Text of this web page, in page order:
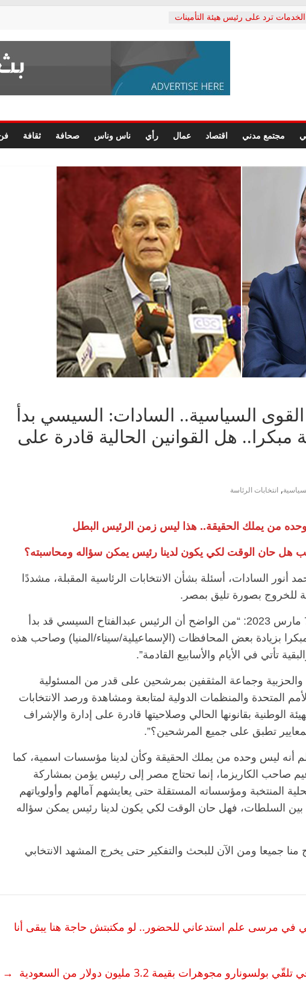
ترد على رئيس هيئة التأمينات
أصحاب المعاشات.. ونطالب بكشف
سليمان يكتب: القطاع الصحي إلى
التحالف الشعبي يطلق لجنة “الحق
اعتماد الرسومات النهائية للقرار
لمدينة الصحفيين.. وانتهاء أعمال
المبنى الإداري
قضية الدكتور محمد زهران.. ويؤكد:
البراءة وضمانات المحاكمة العادلة
مجتمع مدني اقتصاد عمال رأي ناس وناس صحافة ثقافة
السياسية.. السادات: السيسي بدأ
مبكرا.. هل القوانين الحالية قادرة على
, انتخابات الرئاسة
من يملك الحقيقة.. هذا ليس زمن الرئيس البطل
هل حان الوقت لكي يكون لدينا رئيس يمكن سؤاله ومحاسبته؟
السادات، أسئلة بشأن الانتخابات الرئاسية المقبلة، مشددًا
للخروج بصورة تليق بمصر.
وقال السادات في بيان، اليوم الثلاثاء 7 مارس 2023: “من الواضح أن الرئيس عبدالفتاح السيسي قد بدأ
للانتخابات الرئاسية لعام 2024 مبكرا بزيادة بعض المحافظات (الإسماعيلية/سيناء/المنيا) وصاحب هذه
تأتي في الأيام والأسابيع القادمة”.
وجماعة المثقفين بمرشحين على قدر من المسئولية
المتحدة والمنظمات الدولية لمتابعة ومشاهدة ورصد الانتخابات
الوطنية بقانونها الحالي وصلاحيتها قادرة على إدارة والإشراف
تطبق على جميع المرشحين؟”.
أنه ليس وحده من يملك الحقيقة وكأن لدينا مؤسسات اسمية، كما
صاحب الكاريزما، إنما تحتاج مصر إلى رئيس يؤمن بمشاركة
المنتخبة ومؤسساته المستقلة حتى يعايشهم آمالهم وأولوياتهم
السلطات، فهل حان الوقت لكي يكون لدينا رئيس يمكن سؤاله
جميعا ومن الآن للبحث والتفكير حتى يخرج المشهد الانتخابي
في مرسى علم استدعاني للحضور.. لو مكتبتش حاجة هنا يبقى أنا
مجوهرات بقيمة 3.2 مليون دولار من السعودية
→
الحبايب
الرئيسية مصر ناس وناس
مقعد شاغر على مائدة الإفطار.. يحيى
حسين عبدالهادي فارس مقاومة
الخصخصة الذي دافع عن المال العام
(بروفايل)
21 فبراير، 2026
وناس
فرحات فقيه
الوطن وانحاز